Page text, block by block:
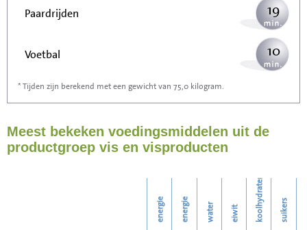
Paardrijden 19
Voetbal 10
Stofzuigen
Strijken 33
38
* Tijden zijn berekend met een gewicht van 75,0 kilogram.
Meest bekeken voedingsmiddelen uit de
productgroep vis en visproducten
energie energie water eiwit koolhydraten suikers